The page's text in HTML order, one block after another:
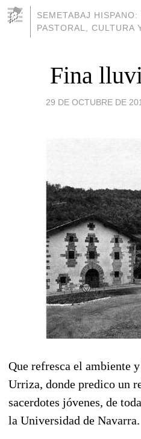
SEMETABAJ HISPANO:
PASTORAL, CULTURA
Fina
29 DE OCTUBRE DE
Que refresca el ambiente
Urriza, donde predico un
sacerdotes jóvenes, de
la Universidad de Navarra.